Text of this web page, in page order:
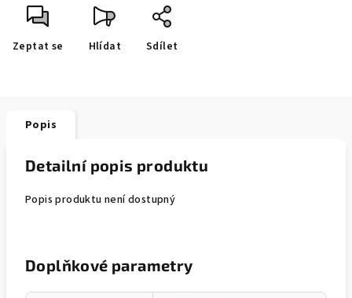
Zeptat se Hlídat Sdílet
Popis
Detailní popis produktu
Popis produktu není dostupný
Doplňkové parametry